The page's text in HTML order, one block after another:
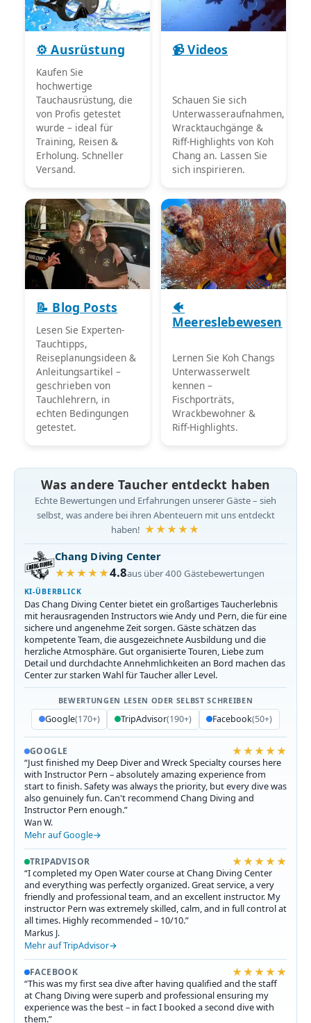
⚙️ Ausrüstung
Kaufen Sie
hochwertige
Tauchausrüstung, die
von Profis getestet
wurde – ideal für
Training, Reisen &
Erholung. Schneller
Versand.
📹Videos
Schauen Sie sich
Unterwasseraufnahmen,
Wracktauchgänge &
Riff-Highlights von Koh
Chang an. Lassen Sie
sich inspirieren.
📝 Blog Posts
Lesen Sie Experten-
Tauchtipps,
Reiseplanungsideen &
Anleitungsartikel –
geschrieben von
Tauchlehrern, in
echten Bedingungen
getestet.
🐠
Meereslebewesen
Lernen Sie Koh Changs
Unterwasserwelt
kennen –
Fischporträts,
Wrackbewohner &
Riff-Highlights.
Was andere Taucher entdeckt haben
Echte Bewertungen und Erfahrungen unserer Gäste – sieh
selbst, was andere bei ihren Abenteuern mit uns entdeckt
haben! ★★★★★
Chang Diving Center
★★★★★4.8aus über 400 Gästebewertungen
KI-ÜBERBLICK
Das Chang Diving Center bietet ein großartiges Taucherlebnis
mit herausragenden Instructors wie Andy und Pern, die für eine
sichere und angenehme Zeit sorgen. Gäste schätzen das
kompetente Team, die ausgezeichnete Ausbildung und die
herzliche Atmosphäre. Gut organisierte Touren, Liebe zum
Detail und durchdachte Annehmlichkeiten an Bord machen das
Center zur starken Wahl für Taucher aller Level.
BEWERTUNGEN LESEN ODER SELBST SCHREIBEN
Google(170+) TripAdvisor(190+) Facebook(50+)
GOOGLE ★★★★★
“Just finished my Deep Diver and Wreck Specialty courses here
with Instructor Pern – absolutely amazing experience from
start to finish. Safety was always the priority, but every dive was
also genuinely fun. Can't recommend Chang Diving and
Instructor Pern enough.”
Wan W.
Mehr auf Google
TRIPADVISOR ★★★★★
“I completed my Open Water course at Chang Diving Center
and everything was perfectly organized. Great service, a very
friendly and professional team, and an excellent instructor. My
instructor Pern was extremely skilled, calm, and in full control at
all times. Highly recommended – 10/10.”
Markus J.
Mehr auf TripAdvisor
FACEBOOK ★★★★★
“This was my first sea dive after having qualified and the staff
at Chang Diving were superb and professional ensuring my
experience was the best – in fact I booked a second dive with
them.”